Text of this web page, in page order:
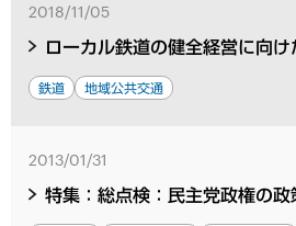
2018/11/05
ローカル鉄道の健全経営に向
鉄道 地域公共交通
2013/01/31
特集：総点検：民主党政権の政